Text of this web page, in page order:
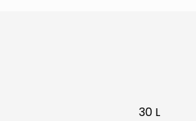
30 L